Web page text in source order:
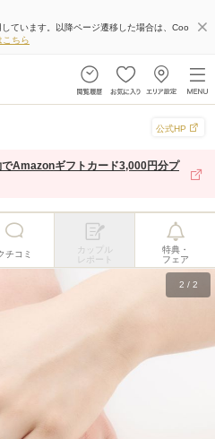
ています。以降ページ遷移した場合は、Coo
こちら
公式HP
でAmazonギフトカード3,000円分プ
チコミ
カップル
レポート
特典・
フェア
2 / 2